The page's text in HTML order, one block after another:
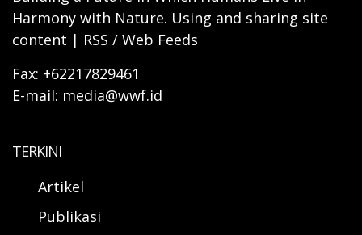
Harmony with Nature. Using and sharing site
content | RSS / Web Feeds
Fax: +62217829461
E-mail: media@wwf.id
TERKINI
Artikel
Publikasi